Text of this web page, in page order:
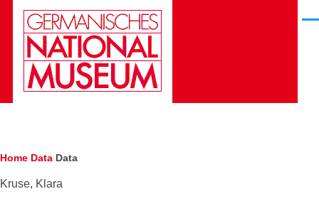
Skip to main content
Breadcrumb
Home Data Data
Kruse, Klara